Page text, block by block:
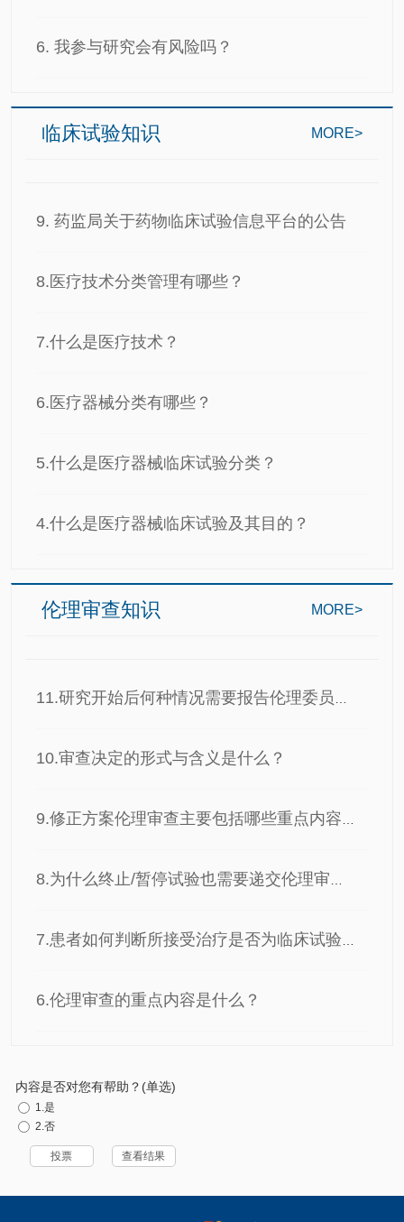
6. 我参与研究会有风险吗？
MORE>
临床试验知识
9. 药监局关于药物临床试验信息平台的公告
8.医疗技术分类管理有哪些？
7.什么是医疗技术？
6.医疗器械分类有哪些？
5.什么是医疗器械临床试验分类？
4.什么是医疗器械临床试验及其目的？
MORE>
伦理审查知识
11.研究开始后何种情况需要报告伦理委员会审查…
10.审查决定的形式与含义是什么？
9.修正方案伦理审查主要包括哪些重点内容？
8.为什么终止/暂停试验也需要递交伦理审查？
7.患者如何判断所接受治疗是否为临床试验？
6.伦理审查的重点内容是什么？
内容是否对您有帮助？(单选)
1.是
2.否